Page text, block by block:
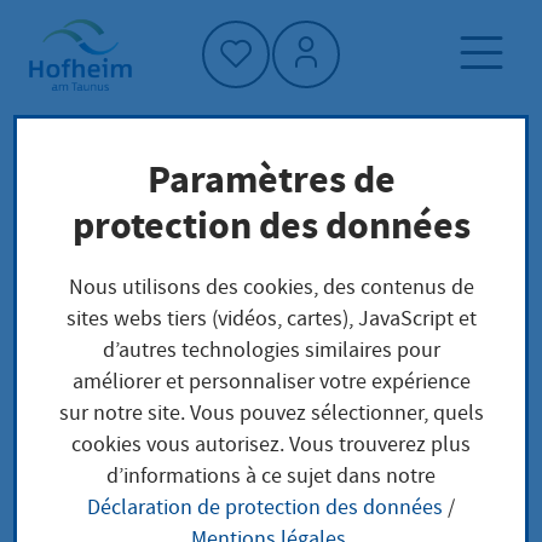
Accueil"
Page d'accueil
Trouver un service
Préoccupations locales
Lagergenehmigung nach Sprengstoffrecht
beantragen
Lagergenehmigung
nach Sprengstoffrecht
Paramètres de
protection des données
Nous utilisons des cookies, des contenus de
sites webs tiers (vidéos, cartes), JavaScript et
d’autres technologies similaires pour
améliorer et personnaliser votre expérience
sur notre site. Vous pouvez sélectionner, quels
cookies vous autorisez. Vous trouverez plus
d’informations à ce sujet dans notre
Déclaration de protection des données /